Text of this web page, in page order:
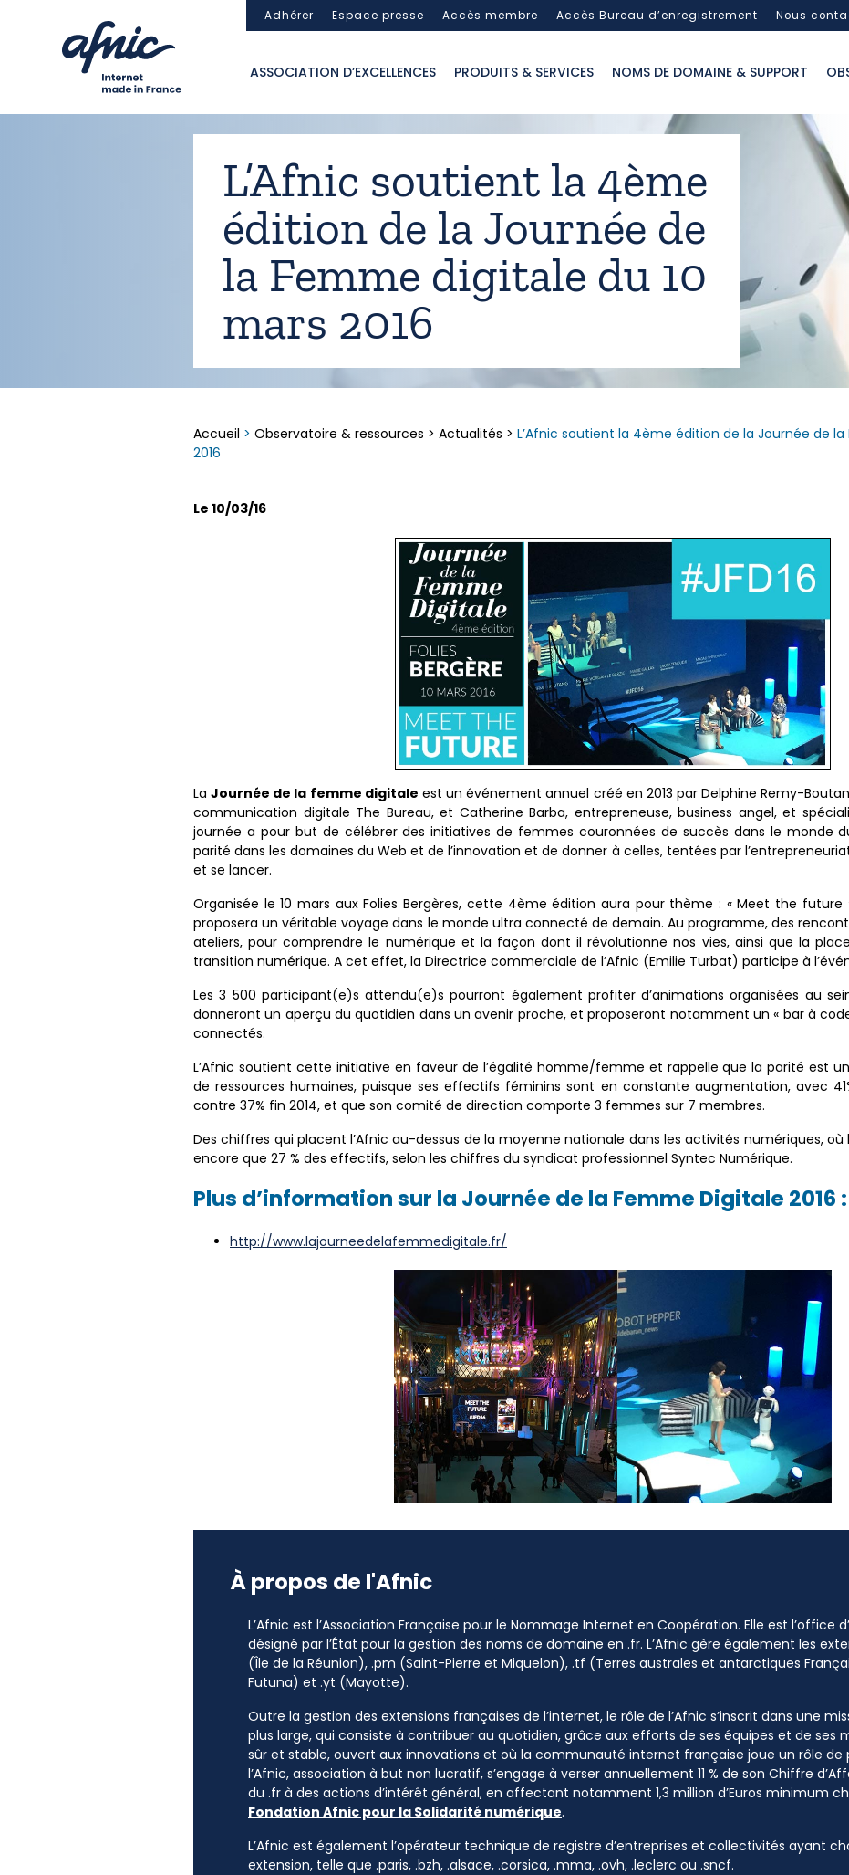
Adhérer Espace presse Accès membre Accès Bureau d’enregistrement Nous
ASSOCIATION D’EXCELLENCES PRODUITS & SERVICES NOMS DE DOMAINE & SUPPORT
L’Afnic soutient la 4ème
édition de la Journée de
la Femme digitale du 10
mars 2016
Accueil > Observatoire & ressources > Actualités > L’Afnic soutient la 4ème édition de la Journée de
2016
Le 10/03/16
LaJournée de la femme digitale est un événement annuel créé en 2013 par Delphine Remy-
communication digitale The Bureau, et Catherine Barba, entrepreneuse, business angel, et
journée a pour but de célébrer des initiatives de femmes couronnées de succès dans le monde
parité dans les domaines du Web et de l’innovation et de donner à celles, tentées par
et se lancer.
Organisée le 10 mars aux Folies Bergères, cette 4ème édition aura pour thème : « Meet the future
proposera un véritable voyage dans le monde ultra connecté de demain. Au programme, des
ateliers, pour comprendre le numérique et la façon dont il révolutionne nos vies, ainsi que la
transition numérique. A cet effet, la Directrice commerciale de l’Afnic (Emilie Turbat) participe à
Les 3 500 participant(e)s attendu(e)s pourront également profiter d’animations organisées au
donneront un aperçu du quotidien dans un avenir proche, et proposeront notamment un « bar à
connectés.
L’Afnic soutient cette initiative en faveur de l’égalité homme/femme et rappelle que la parité est
de ressources humaines, puisque ses effectifs féminins sont en constante augmentation, avec
contre 37% fin 2014, et que son comité de direction comporte 3 femmes sur 7 membres.
Des chiffres qui placent l’Afnic au-dessus de la moyenne nationale dans les activités numériques,
encore que 27 % des effectifs, selon les chiffres du syndicat professionnel Syntec Numérique.
Plus d’information sur la Journée de la Femme Digitale 2016 :
http://www.lajourneedelafemmedigitale.fr/
À propos de l'Afnic
L’Afnic est l’Association Française pour le Nommage Internet en Coopération. Elle est l’office
désigné par l’État pour la gestion des noms de domaine en .fr. L’Afnic gère également les
(Île de la Réunion), .pm (Saint-Pierre et Miquelon), .tf (Terres australes et antarctiques
Futuna) et .yt (Mayotte).
Outre la gestion des extensions françaises de l’internet, le rôle de l’Afnic s’inscrit dans une
plus large, qui consiste à contribuer au quotidien, grâce aux efforts de ses équipes et de ses
sûr et stable, ouvert aux innovations et où la communauté internet française joue un rôle de
l’Afnic, association à but non lucratif, s’engage à verser annuellement 11 % de son Chiffre
du .fr à des actions d’intérêt général, en affectant notamment 1,3 million d’Euros minimum
Fondation Afnic pour la Solidarité numérique.
L’Afnic est également l’opérateur technique de registre d’entreprises et collectivités ayant
extension, telle que .paris, .bzh, .alsace, .corsica, .mma, .ovh, .leclerc ou .sncf.